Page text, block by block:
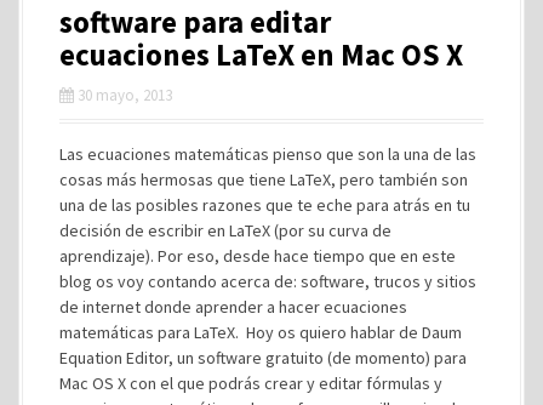
software para editar
ecuaciones LaTeX en Mac OS X
30 mayo, 2013
Las ecuaciones matemáticas pienso que son la una de las
cosas más hermosas que tiene LaTeX, pero también son
una de las posibles razones que te eche para atrás en tu
decisión de escribir en LaTeX (por su curva de
aprendizaje). Por eso, desde hace tiempo que en este
blog os voy contando acerca de: software, trucos y sitios
de internet donde aprender a hacer ecuaciones
matemáticas para LaTeX. Hoy os quiero hablar de Daum
Equation Editor, un software gratuito (de momento) para
Mac OS X con el que podrás crear y editar fórmulas y